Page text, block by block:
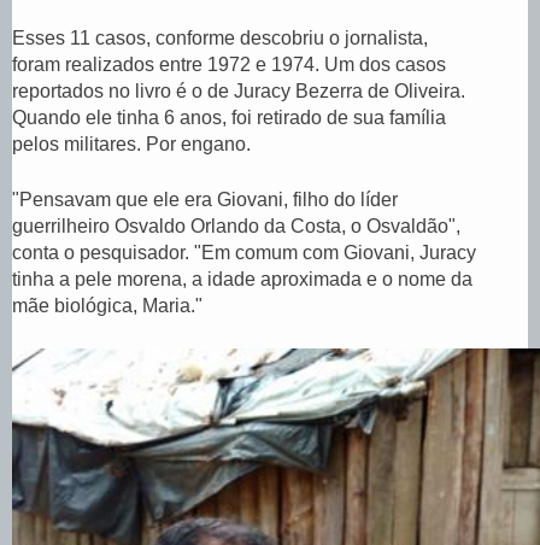
t
,
Esses 11 casos, conforme descobriu o jornalista,
foram realizados entre 1972 e 1974. Um dos casos
reportados no livro é o de Juracy Bezerra de Oliveira.
Quando ele tinha 6 anos, foi retirado de sua família
pelos militares. Por engano.
"Pensavam que ele era Giovani, filho do líder
guerrilheiro Osvaldo Orlando da Costa, o Osvaldão",
conta o pesquisador. "Em comum com Giovani, Juracy
tinha a pele morena, a idade aproximada e o nome da
mãe biológica, Maria."